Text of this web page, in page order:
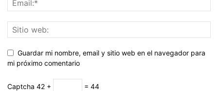
Guardar mi nombre, email y sitio web en el navegador para
mi próximo comentario
Captcha 42 + = 44